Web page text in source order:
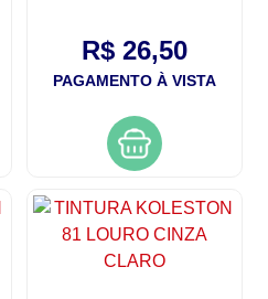
R$ 26,50
PAGAMENTO À VISTA